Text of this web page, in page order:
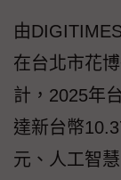
由
在台北市花
計，2025年
達新台幣
元、人工智